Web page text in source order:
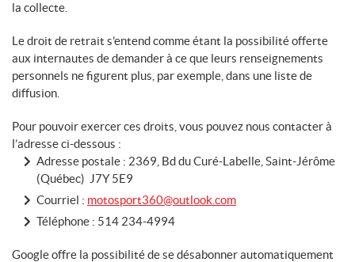
la collecte.
Le droit de retrait s’entend comme étant la possibilité offerte
aux internautes de demander à ce que leurs renseignements
personnels ne figurent plus, par exemple, dans une liste de
diffusion.
Pour pouvoir exercer ces droits, vous pouvez nous contacter à
l’adresse ci-dessous :
Adresse postale : 2369, Bd du Curé-Labelle, Saint-Jérôme
(Québec) J7Y 5E9
Courriel : motosport360@outlook.com
Téléphone : 514 234-4994
Google offre la possibilité de se désabonner automatiquement